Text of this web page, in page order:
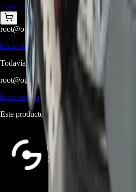
> ver_ > desbloquear oferta_
root@ops:~# PREGUNTAS
Iniciá sesión
para hacer una pregunta.
Todavía no hay preguntas respondidas.
root@ops:~#
cat [ 0 ]
Iniciá sesión
para dejar una reseña.
Este producto aún no tiene reseñas. Sé el